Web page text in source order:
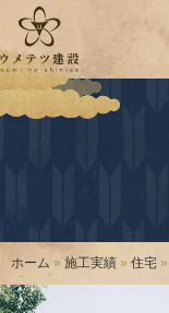
ホーム » 施工実績 » 住宅 »